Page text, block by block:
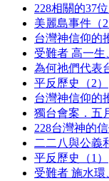
228相關的37
美麗島事件（2
台灣神信仰的
受難者 高一生
為何祂們代表
平反歷史（2）
台灣神信仰的
獨台會案．五
228台灣神的
二二八與公義
平反歷史（1）
受難者 施水環